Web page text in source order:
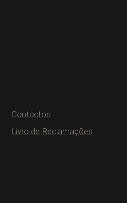
Contactos
Livro de Reclamações